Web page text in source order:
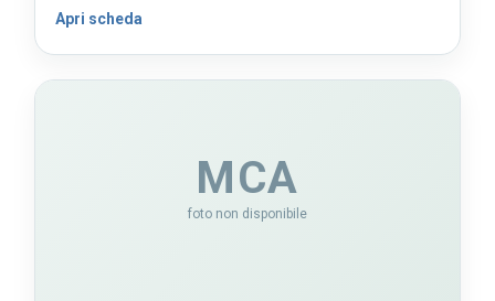
Apri scheda
MCA
foto non disponibile